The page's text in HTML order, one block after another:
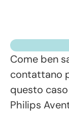
Come ben
contattano
questo
Philips